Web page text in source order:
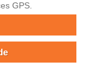
GPS.